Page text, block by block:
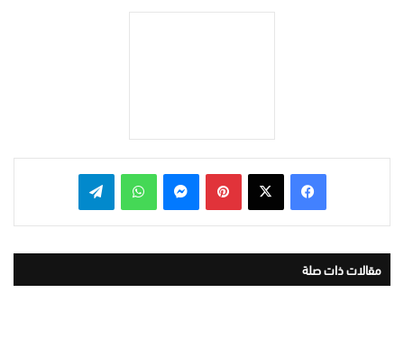
بينتيريست واتساب
مقالات ذات صلة